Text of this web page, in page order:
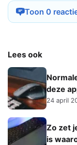
Toon 0
Lees ook
deze
24 april
Zo zet
is